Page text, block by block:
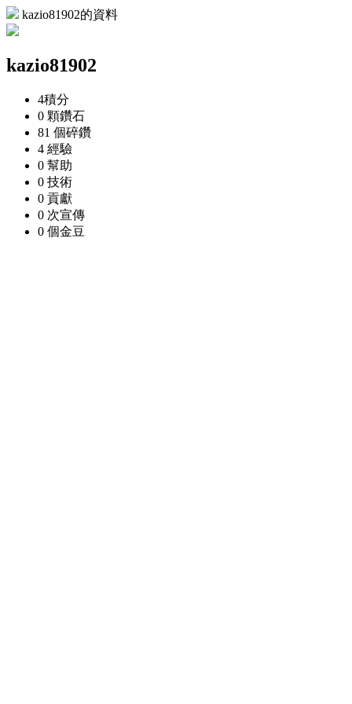
kazio81902的資料
kazio81902
4積分
0 顆鑽石
81 個碎鑽
4 經驗
0 幫助
0 技術
0 貢獻
0 次宣傳
0 個金豆